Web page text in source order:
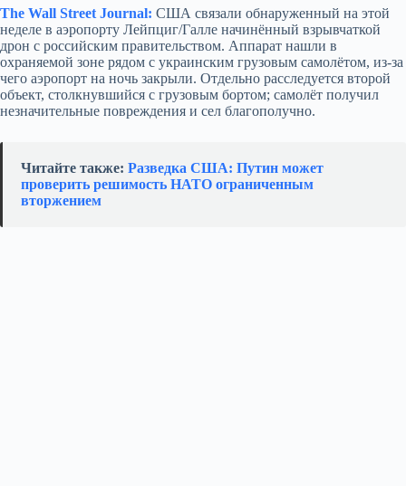
The Wall Street Journal: США связали обнаруженный на этой
неделе в аэропорту Лейпциг/Галле начинённый взрывчаткой
дрон с российским правительством. Аппарат нашли в
охраняемой зоне рядом с украинским грузовым самолётом, из‑за
чего аэропорт на ночь закрыли. Отдельно расследуется второй
объект, столкнувшийся с грузовым бортом; самолёт получил
незначительные повреждения и сел благополучно.
Читайте также: Разведка США: Путин может
проверить решимость НАТО ограниченным
вторжением